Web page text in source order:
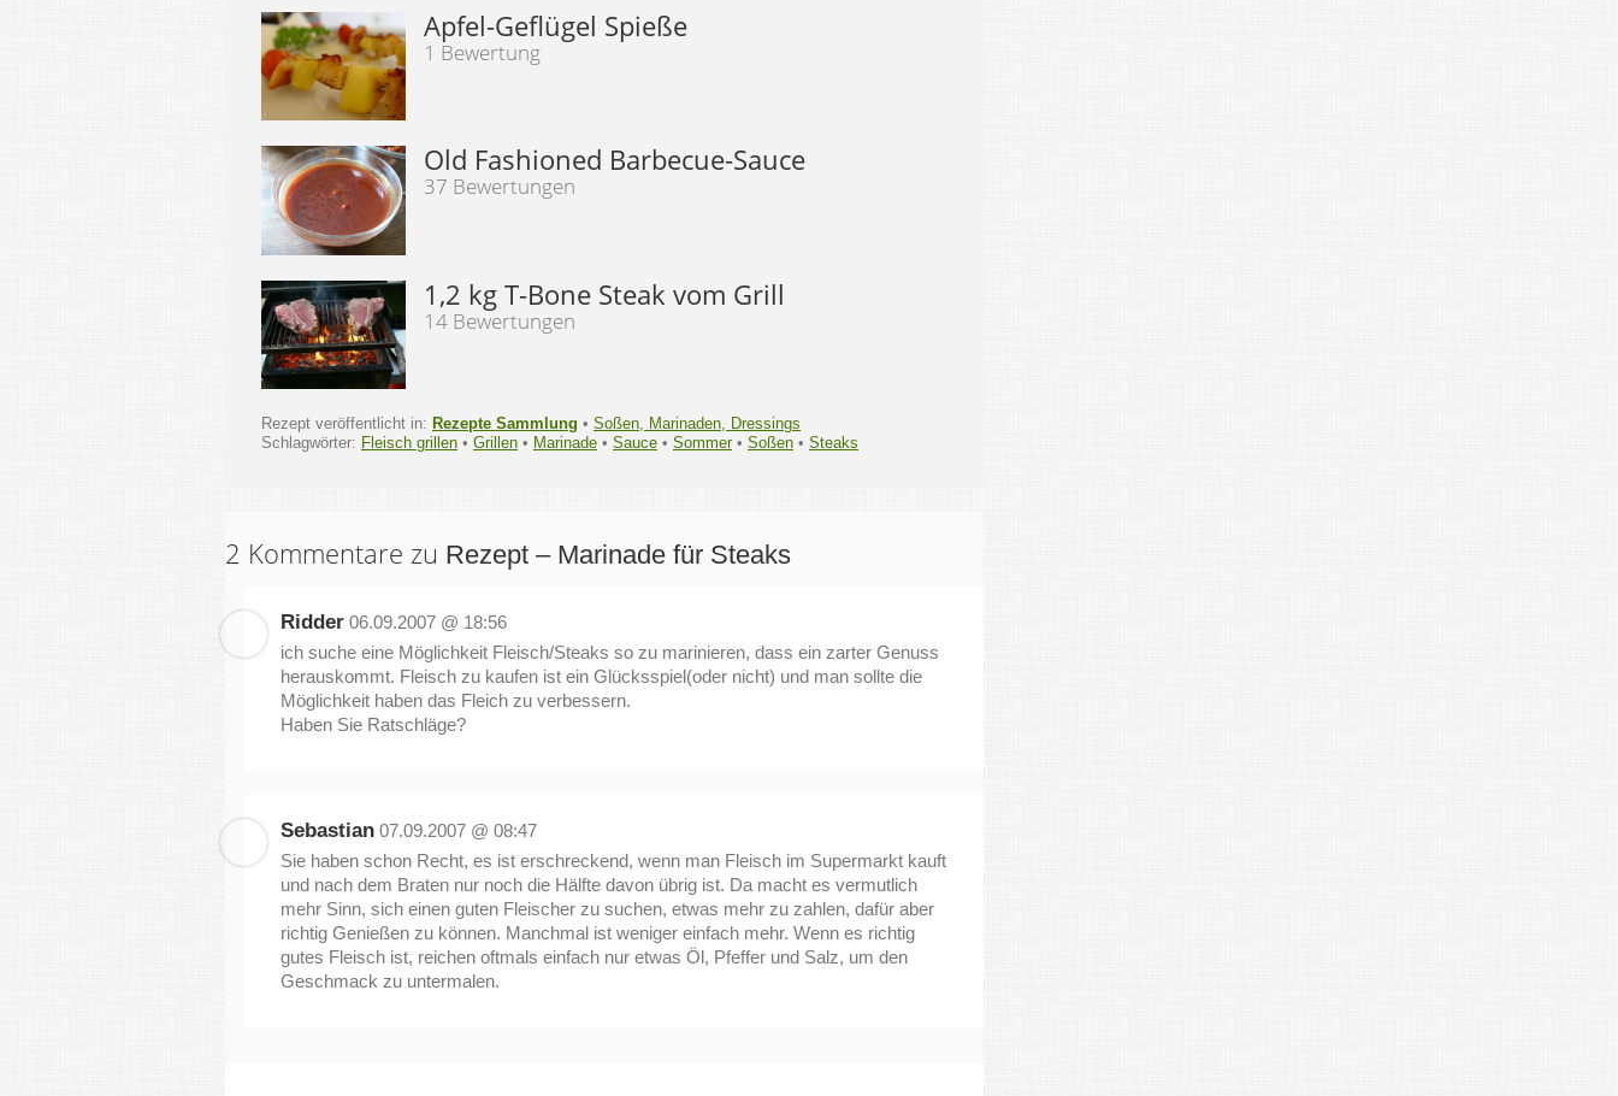
Apfel-Geflügel Spieße
1 Bewertung
Old Fashioned Barbecue-Sauce
37 Bewertungen
1,2 kg T-Bone Steak vom Grill
14 Bewertungen
Rezept veröffentlicht in: Rezepte Sammlung • Soßen, Marinaden, Dressings
Schlagwörter: Fleisch grillen • Grillen • Marinade • Sauce • Sommer• Soßen • Steaks
2 Kommentare zu Rezept – Marinade für Steaks
Ridder 06.09.2007 @ 18:56
ich suche eine Möglichkeit Fleisch/Steaks so zu marinieren, dass ein zarter Genuss
herauskommt. Fleisch zu kaufen ist ein Glücksspiel(oder nicht) und man sollte die
Möglichkeit haben das Fleich zu verbessern.
Haben Sie Ratschläge?
Sebastian 07.09.2007 @ 08:47
Sie haben schon Recht, es ist erschreckend, wenn man Fleisch im Supermarkt kauft
und nach dem Braten nur noch die Hälfte davon übrig ist. Da macht es vermutlich
mehr Sinn, sich einen guten Fleischer zu suchen, etwas mehr zu zahlen, dafür aber
richtig Genießen zu können. Manchmal ist weniger einfach mehr. Wenn es richtig
gutes Fleisch ist, reichen oftmals einfach nur etwas Öl, Pfeffer und Salz, um den
Geschmack zu untermalen.